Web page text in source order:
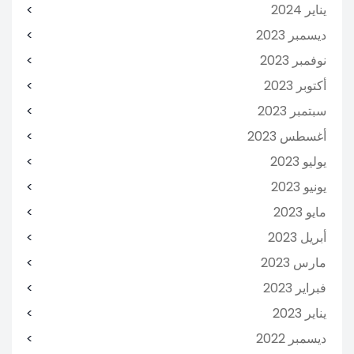
يناير 2024
ديسمبر 2023
نوفمبر 2023
أكتوبر 2023
سبتمبر 2023
أغسطس 2023
يوليو 2023
يونيو 2023
مايو 2023
أبريل 2023
مارس 2023
فبراير 2023
يناير 2023
ديسمبر 2022